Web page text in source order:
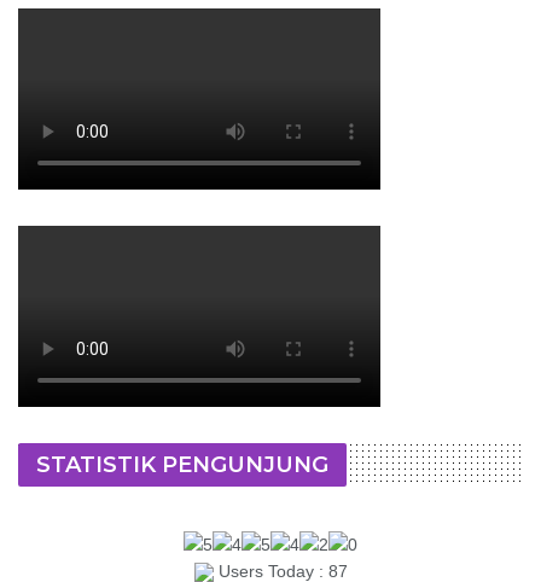
STATISTIK PENGUNJUNG
Users Today : 87